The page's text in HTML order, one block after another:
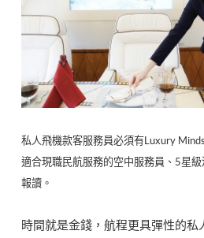
私人飛機款客服務員必須有Luxury
適合現職民航服務的空中服務員、5星
報讀。
時間就是金錢，航程更具彈性的